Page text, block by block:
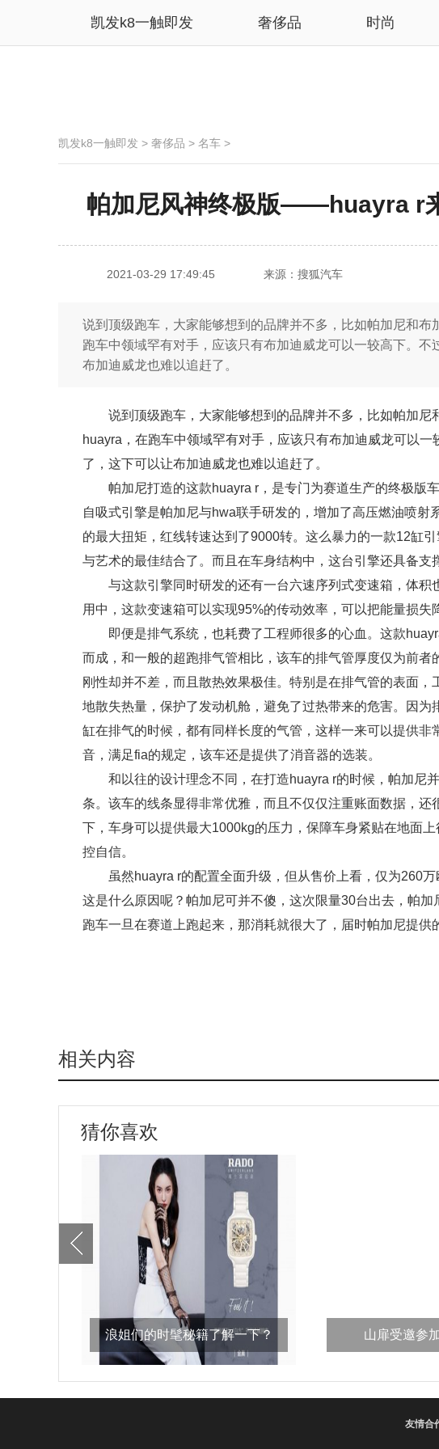
凯发k8一触即发 奢侈品 时尚
凯发k8一触即发 > 奢侈品 > 名车 >
帕加尼风神终极版——huayra r
2021-03-29 17:49:45 来源：搜狐汽车
说到顶级跑车，大家能够想到的品牌并不多，比如帕加尼和
跑车中领域罕有对手，应该只有布加迪威龙可以一较高下。
布加迪威龙也难以追赶了。
说到顶级跑车，大家能够想到的品牌并不多，比如帕加尼
huayra，在跑车中领域罕有对手，应该只有布加迪威龙可以
了，这下可以让布加迪威龙也难以追赶了。
帕加尼打造的这款huayra r，是专门为赛道生产的终极版
自吸式引擎是帕加尼与hwa联手研发的，增加了高压燃油喷射
的最大扭矩，红线转速达到了9000转。这么暴力的一款12缸
与艺术的最佳结合了。而且在车身结构中，这台引擎还具备支
与这款引擎同时研发的还有一台六速序列式变速箱，体
用中，这款变速箱可以实现95%的传动效率，可以把能量损失
即便是排气系统，也耗费了工程师很多的心血。这款
而成，和一般的超跑排气管相比，该车的排气管厚度仅为前者
刚性却并不差，而且散热效果极佳。特别是在排气管的表面
地散失热量，保护了发动机舱，避免了过热带来的危害。因
缸在排气的时候，都有同样长度的气管，这样一来可以提供非
音，满足fia的规定，该车还是提供了消音器的选装。
和以往的设计理念不同，在打造huayra r的时候，帕加尼
条。该车的线条显得非常优雅，而且不仅仅注重账面数据，
下，车身可以提供最大1000kg的压力，保障车身紧贴在地面
控自信。
虽然huayra r的配置全面升级，但从售价上看，仅为260
这是什么原因呢？帕加尼可并不傻，这次限量30台出去，帕
跑车一旦在赛道上跑起来，那消耗就很大了，届时帕加尼提供
相关内容
猜你喜欢
浪姐们的时髦秘籍了解一下？ 山扉受邀参
友情合